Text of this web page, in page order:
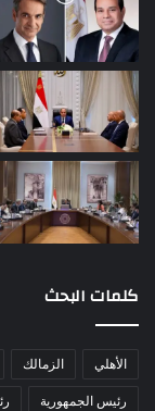
كلمات البحث
الأهلي الزمالك
رئيس الجمهورية